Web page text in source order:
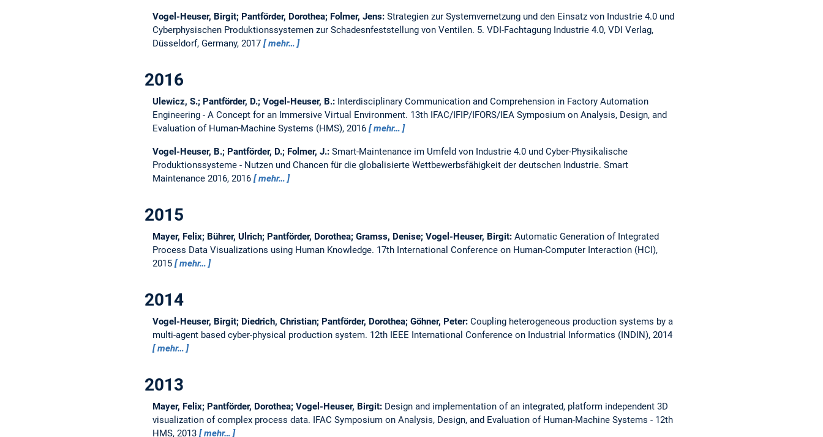
Vogel-Heuser, Birgit; Pantförder, Dorothea; Folmer, Jens: Strategien zur Systemvernetzung und den Einsatz von Industrie 4.0 und
Cyberphysischen Produktionssystemen zur Schadesnfeststellung von Ventilen. 5. VDI-Fachtagung Industrie 4.0, VDI Verlag,
Düsseldorf, Germany, 2017
mehr…
2016
Ulewicz, S.; Pantförder, D.; Vogel-Heuser, B.: Interdisciplinary Communication and Comprehension in Factory Automation
Engineering - A Concept for an Immersive Virtual Environment. 13th IFAC/IFIP/IFORS/IEA Symposium on Analysis, Design, and
Evaluation of Human-Machine Systems (HMS), 2016
mehr…
Vogel-Heuser, B.; Pantförder, D.; Folmer, J.: Smart-Maintenance im Umfeld von Industrie 4.0 und Cyber-Physikalische
Produktionssysteme - Nutzen und Chancen für die globalisierte Wettbewerbsfähigkeit der deutschen Industrie. Smart
Maintenance 2016, 2016
mehr…
2015
Mayer, Felix; Bührer, Ulrich; Pantförder, Dorothea; Gramss, Denise; Vogel-Heuser, Birgit: Automatic Generation of Integrated
Process Data Visualizations using Human Knowledge. 17th International Conference on Human-Computer Interaction (HCI),
2015
mehr…
2014
Vogel-Heuser, Birgit; Diedrich, Christian; Pantförder, Dorothea; Göhner, Peter: Coupling heterogeneous production systems by a
multi-agent based cyber-physical production system. 12th IEEE International Conference on Industrial Informatics (INDIN), 2014
mehr…
2013
Mayer, Felix; Pantförder, Dorothea; Vogel-Heuser, Birgit: Design and implementation of an integrated, platform independent 3D
visualization of complex process data. IFAC Symposium on Analysis, Design, and Evaluation of Human-Machine Systems - 12th
HMS, 2013
mehr…